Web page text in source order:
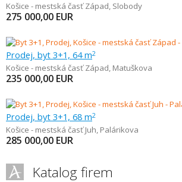
Košice - mestská časť Západ, Slobody
275 000,00 EUR
Prodej, byt 3+1, 64 m2
Košice - mestská časť Západ, Matuškova
235 000,00 EUR
Prodej, byt 3+1, 68 m2
Košice - mestská časť Juh, Palárikova
285 000,00 EUR
Katalog firem